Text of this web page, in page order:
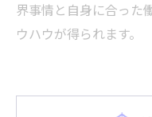
界事情と自身に合った
ウハウが得られます。